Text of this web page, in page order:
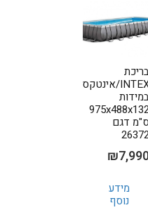
INTEX/אינטקס
ס"מ דגם
₪
מידע
נוסף